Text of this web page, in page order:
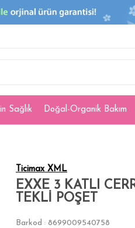
Sağlık Doğal-Organik Bakım
Ticimax XML
EXXE 3 KATLI
TEKLİ POŞET
Barkod : 8699009540758